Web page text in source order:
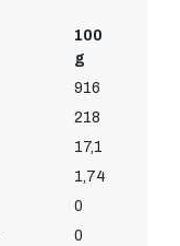
100
g
916
218
17,1
1,74
0
0